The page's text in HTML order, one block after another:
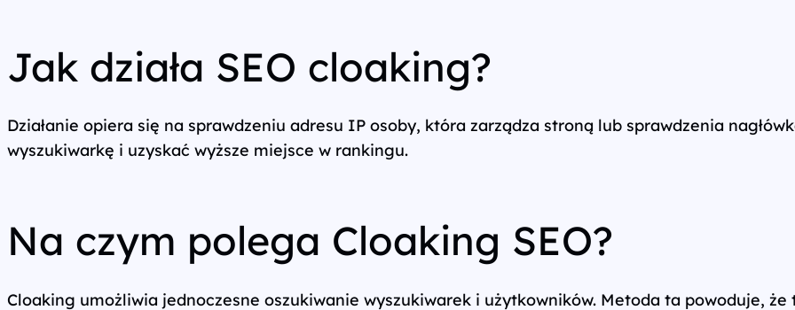
Jak działa SEO cloaking?
Działanie opiera się na sprawdzeniu adresu IP osoby, która zarządza stroną lub sprawdzenia
wyszukiwarkę i uzyskać wyższe miejsce w rankingu.
Na czym polega Cloaking SEO?
Cloaking umożliwia jednoczesne oszukiwanie wyszukiwarek i użytkowników. Metoda ta powoduje, że